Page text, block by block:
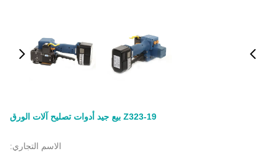
Z323-19 بيع جيد أدوات تصليح آلات الورق
الاسم التجاري: